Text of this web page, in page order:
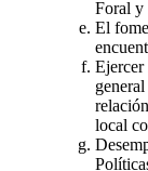
Foral y
El
Ejercer
local